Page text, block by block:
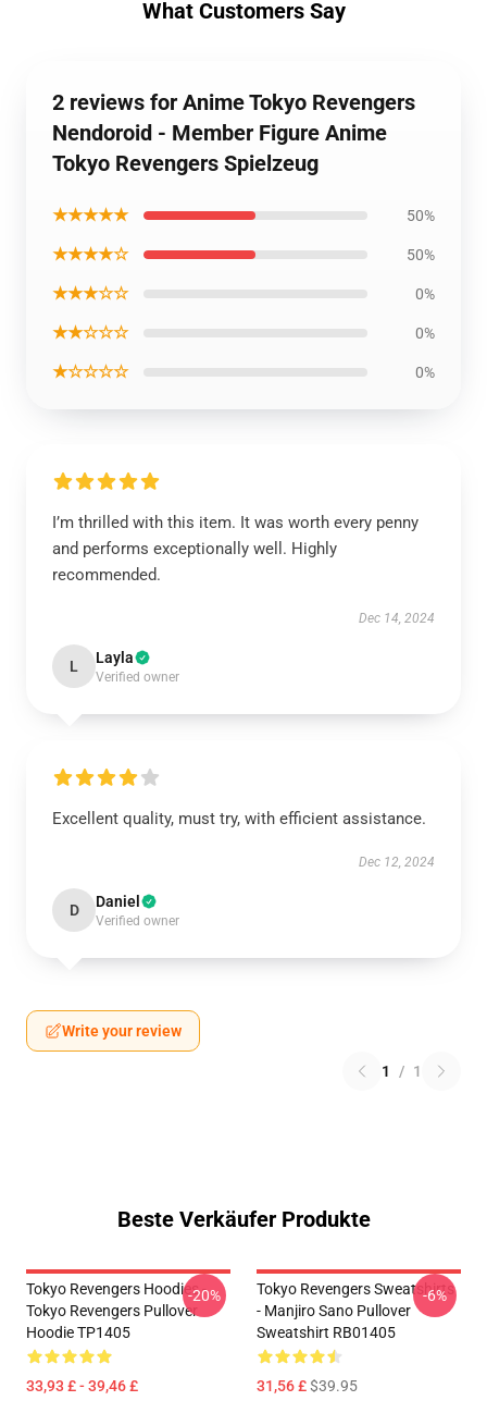
What Customers Say
2 reviews for Anime Tokyo Revengers
Nendoroid - Member Figure Anime
Tokyo Revengers Spielzeug
★★★★★ 50%
★★★★☆ 50%
★★★☆☆ 0%
★★☆☆☆ 0%
★☆☆☆☆ 0%
I’m thrilled with this item. It was worth every penny
and performs exceptionally well. Highly
recommended.
Dec 14, 2024
L Layla
Verified owner
Excellent quality, must try, with efficient assistance.
Dec 12, 2024
D Daniel
Verified owner
Write your review
1 / 1
Beste Verkäufer Produkte
Tokyo Revengers Hoodies -
Tokyo Revengers Pullover
Hoodie TP1405
33,93 £ - 39,46 £
-20%
Tokyo Revengers Sweatshirts
- Manjiro Sano Pullover
Sweatshirt RB01405
31,56 £$39.95
-6%